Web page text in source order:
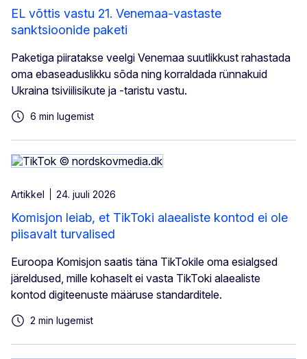
EL võttis vastu 21. Venemaa-vastaste
sanktsioonide paketi
Paketiga piiratakse veelgi Venemaa suutlikkust rahastada
oma ebaseaduslikku sõda ning korraldada rünnakuid
Ukraina tsiviilisikute ja -taristu vastu.
6 min lugemist
Artikkel 24. juuli 2026
Komisjon leiab, et TikToki alaealiste kontod ei ole
piisavalt turvalised
Euroopa Komisjon saatis täna TikTokile oma esialgsed
järeldused, mille kohaselt ei vasta TikToki alaealiste
kontod digiteenuste määruse standarditele.
2 min lugemist